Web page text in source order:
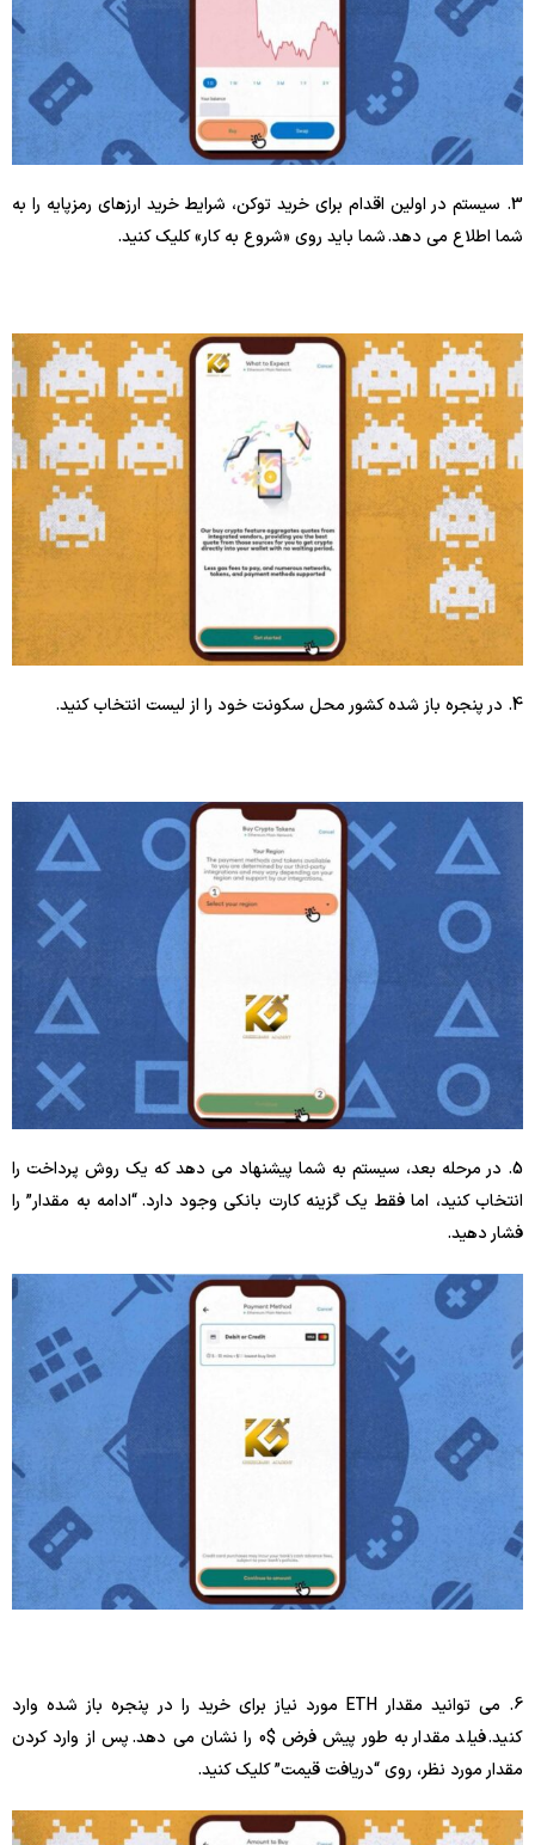
3. سیستم در اولین اقدام برای خرید توکن، شرایط خرید ارزهای رمزپایه را به
شما اطلاع می دهد. شما باید روی «شروع به کار» کلیک کنید.
4. در پنجره باز شده کشور محل سکونت خود را از لیست انتخاب کنید.
5. در مرحله بعد، سیستم به شما پیشنهاد می دهد که یک روش پرداخت را
انتخاب کنید، اما فقط یک گزینه کارت بانکی وجود دارد. “ادامه به مقدار” را
فشار دهید.
6. می توانید مقدار ETH مورد نیاز برای خرید را در پنجره باز شده وارد
کنید. فیلد مقدار به طور پیش فرض $0 را نشان می دهد. پس از وارد کردن
مقدار مورد نظر، روی “دریافت قیمت” کلیک کنید.